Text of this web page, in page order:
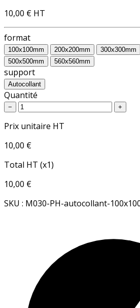
10,00 € HT
format
100x100mm 200x200mm 300x300mm
500x500mm
560x560mm
support
Autocollant
Quantité
− +
Prix unitaire HT
10,00 €
Total HT (x1)
10,00 €
SKU : M030-PH-autocollant-